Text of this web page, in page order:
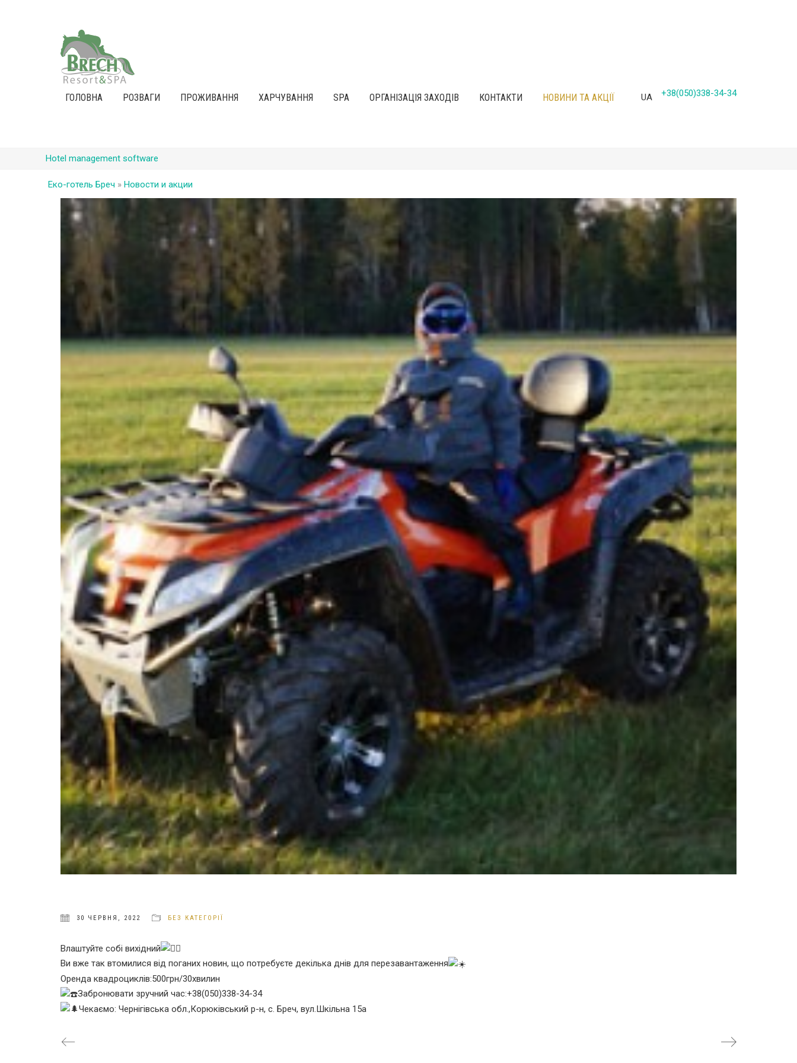
ГОЛОВНА РОЗВАГИ ПРОЖИВАННЯ ХАРЧУВАННЯ SPA ОРГАНІЗАЦІЯ ЗАХОДІВ КОНТАКТИ НОВИНИ ТА АКЦІЇ UA +38(050)338-34-34
Hotel management software
Еко-готель Бреч » Новости и акции
30 ЧЕРВНЯ, 2022 БЕЗ КАТЕГОРІЇ
Влаштуйте собі вихідний
Ви вже так втомилися від поганих новин, що потребуєте декілька днів для перезавантаження
Оренда квадроциклів:500грн/30хвилин
Забронювати зручний час:+38(050)338-34-34
Чекаємо: Чернігівська обл.,Корюківський р-н, с. Бреч, вул.Шкільна 15а